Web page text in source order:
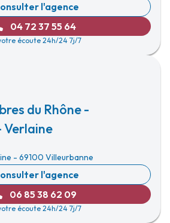
l'agence
04 72 37 55 64
écoute 24h/24 7j/7
du Rhône -
Verlaine
- 69100 Villeurbanne
l'agence
06 85 38 62 09
écoute 24h/24 7j/7